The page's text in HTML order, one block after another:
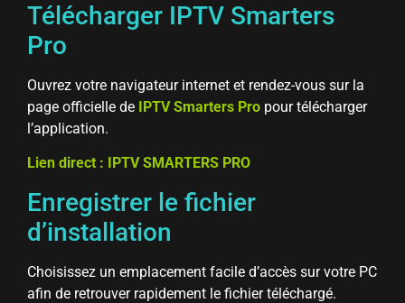
Télécharger IPTV Smarters
Pro
Ouvrez votre navigateur internet et rendez-vous sur la
page officielle de IPTV Smarters Pro pour télécharger
l’application.
Lien direct : IPTV SMARTERS PRO
Enregistrer le fichier
d’installation
Choisissez un emplacement facile d’accès sur votre PC
afin de retrouver rapidement le fichier téléchargé.